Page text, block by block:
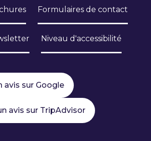
Formulaires de contact
Niveau d'accessibilité
avis sur Google
avis sur TripAdvisor